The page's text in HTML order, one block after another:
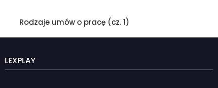
Rodzaje umów o pracę (cz. 1)
LEXPLAY